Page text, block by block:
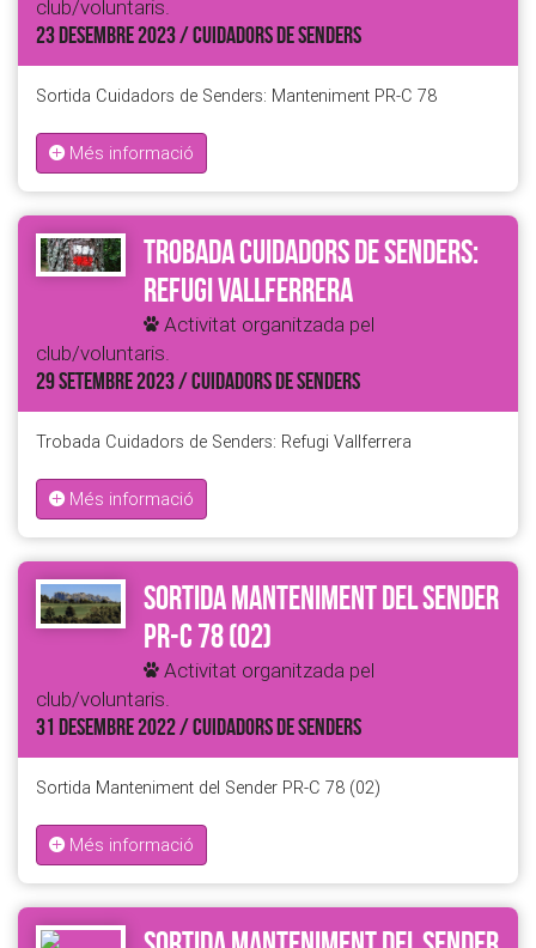
club/voluntaris.
23 DESEMBRE 2023 / CUIDADORS DE SENDERS
Sortida Cuidadors de Senders: Manteniment PR-C 78
Més informació
Trobada Cuidadors de Senders:
Refugi Vallferrera
Activitat organitzada pel
club/voluntaris.
29 SETEMBRE 2023 / CUIDADORS DE SENDERS
Trobada Cuidadors de Senders: Refugi Vallferrera
Més informació
Sortida Manteniment del Sender
PR-C 78 (02)
Activitat organitzada pel
club/voluntaris.
31 DESEMBRE 2022 / CUIDADORS DE SENDERS
Sortida Manteniment del Sender PR-C 78 (02)
Més informació